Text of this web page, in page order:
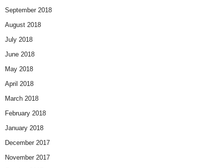
September 2018
August 2018
July 2018
June 2018
May 2018
April 2018
March 2018
February 2018
January 2018
December 2017
November 2017